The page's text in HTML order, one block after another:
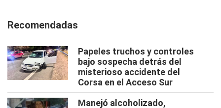
Recomendadas
Papeles truchos y controles
bajo sospecha detrás del
misterioso accidente del
Corsa en el Acceso Sur
Manejó alcoholizado,